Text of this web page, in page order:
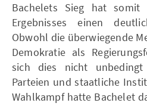
Bachelets Sieg hat somit
Ergebnisses einen
Obwohl die überwiegende
Demokratie als
sich dies nicht
Parteien und staatliche
Wahlkampf hatte Bachelet